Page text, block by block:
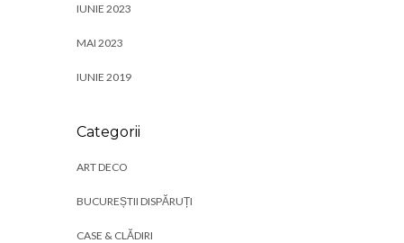
IUNIE 2023
MAI 2023
IUNIE 2019
Categorii
ART DECO
BUCUREȘTII DISPĂRUȚI
CASE & CLĂDIRI